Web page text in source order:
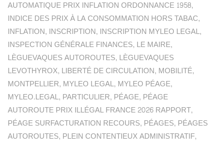
AUTOMATIQUE PRIX INFLATION ORDONNANCE 1958,
INDICE DES PRIX À LA CONSOMMATION HORS TABAC,
INFLATION, INSCRIPTION, INSCRIPTION MYLEO LEGAL,
INSPECTION GÉNÉRALE FINANCES, LE MAIRE,
LÈGUEVAQUES AUTOROUTES, LÈGUEVAQUES
LEVOTHYROX, LIBERTÉ DE CIRCULATION, MOBILITÉ,
MONTPELLIER, MYLEO LEGAL, MYLEO PÉAGE,
MYLEO.LEGAL, PARTICULIER, PÉAGE, PÉAGE
AUTOROUTE PRIX ILLÉGAL FRANCE 2026 RAPPORT,
PÉAGE SURFACTURATION RECOURS, PÉAGES, PÉAGES
AUTOROUTES, PLEIN CONTENTIEUX ADMINISTRATIF,